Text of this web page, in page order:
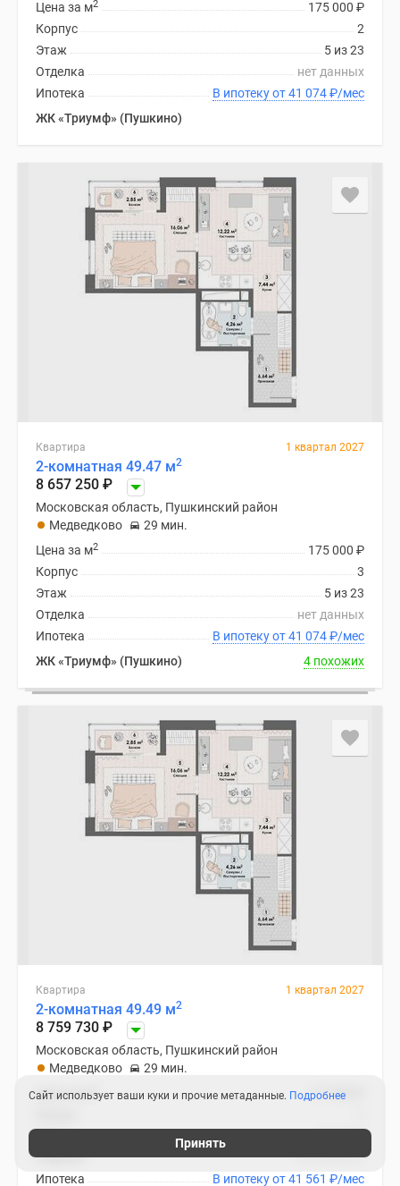
175 000 ₽
Цена за м2
2
Корпус
5 из 23
Этаж
нет данных
Отделка
В ипотеку от 41 074₽/мес
Ипотека
ЖК «Триумф» (Пушкино)
Квартира 1 квартал 2027
2-комнатная 49.47 м2
8 657 250 ₽
Московская область, Пушкинский район
Медведково
29 мин.
175 000 ₽
Цена за м2
3
Корпус
5 из 23
Этаж
нет данных
Отделка
В ипотеку от 41 074₽/мес
Ипотека
ЖК «Триумф» (Пушкино)
4 похожих
Квартира 1 квартал 2027
2-комнатная 49.49 м2
8 759 730 ₽
Московская область, Пушкинский район
Медведково
29 мин.
177 000
Цена за м
нет данных
Отделка
В ипотеку от 41 561 ₽/мес
Ипотека
Сайт использует ваши куки и прочие метаданные. Подробнее
Принять